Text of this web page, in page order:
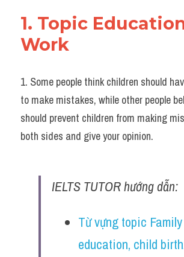
1. Topic
Work
1. Some people think children should
to make mistakes, while other people
should prevent children from making
both sides and give your opinion.
IELTS TUTOR hướng dẫn:
Từ vựng topic
education, child